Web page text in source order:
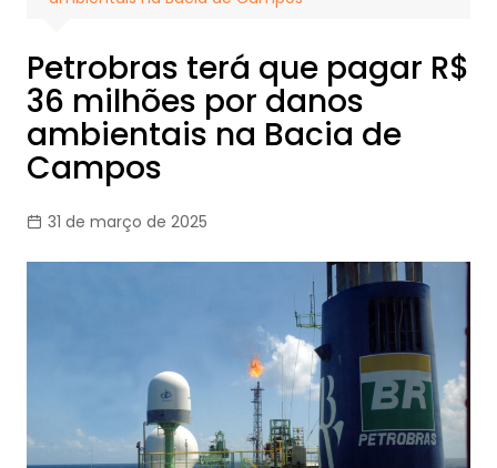
Petrobras terá que pagar R$
36 milhões por danos
ambientais na Bacia de
Campos
31 de março de 2025